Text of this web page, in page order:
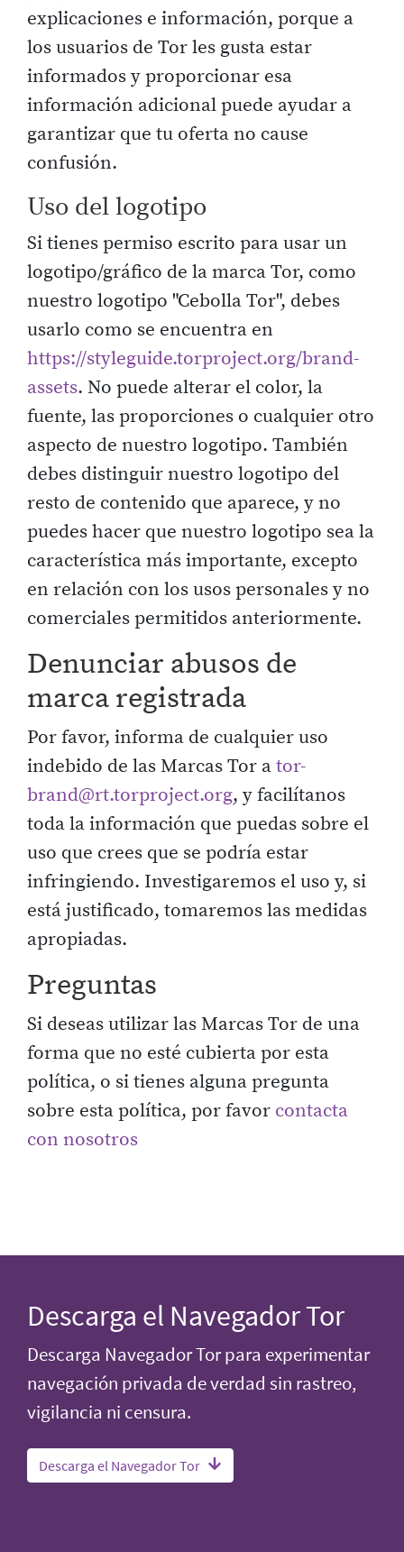
explicaciones e información, porque a
los usuarios de Tor les gusta estar
informados y proporcionar esa
información adicional puede ayudar a
garantizar que tu oferta no cause
confusión.
Uso del logotipo
Si tienes permiso escrito para usar un
logotipo/gráfico de la marca Tor, como
nuestro logotipo "Cebolla Tor", debes
usarlo como se encuentra en
https://styleguide.torproject.org/brand-
assets. No puede alterar el color, la
fuente, las proporciones o cualquier otro
aspecto de nuestro logotipo. También
debes distinguir nuestro logotipo del
resto de contenido que aparece, y no
puedes hacer que nuestro logotipo sea la
característica más importante, excepto
en relación con los usos personales y no
comerciales permitidos anteriormente.
Denunciar abusos de
marca registrada
Por favor, informa de cualquier uso
indebido de las Marcas Tor ator-
brand@rt.torproject.org, y facilítanos
toda la información que puedas sobre el
uso que crees que se podría estar
infringiendo. Investigaremos el uso y, si
está justificado, tomaremos las medidas
apropiadas.
Preguntas
Si deseas utilizar las Marcas Tor de una
forma que no esté cubierta por esta
política, o si tienes alguna pregunta
sobre esta política, por favor contacta
con nosotros
Descarga el Navegador Tor
Descarga Navegador Tor para experimentar
navegación privada de verdad sin rastreo,
vigilancia ni censura.
Descarga el Navegador Tor